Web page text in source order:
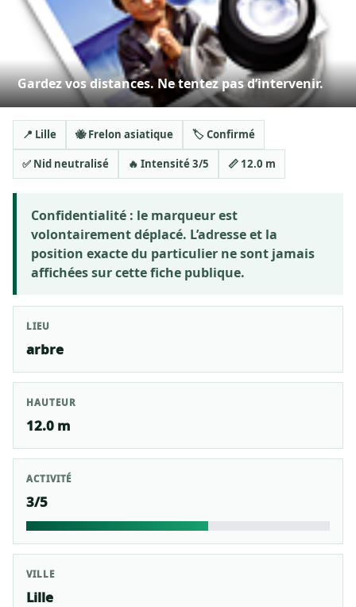
Gardez vos distances. Ne tentez pas d’intervenir.
📍 Lille 🐝 Frelon asiatique 🏷️ Confirmé
✅ Nid neutralisé 🔥 Intensité 3/5 📏 12.0 m
Confidentialité : le marqueur est
volontairement déplacé. L’adresse et la
position exacte du particulier ne sont jamais
affichées sur cette fiche publique.
LIEU
arbre
HAUTEUR
12.0 m
ACTIVITÉ
3/5
VILLE
Lille